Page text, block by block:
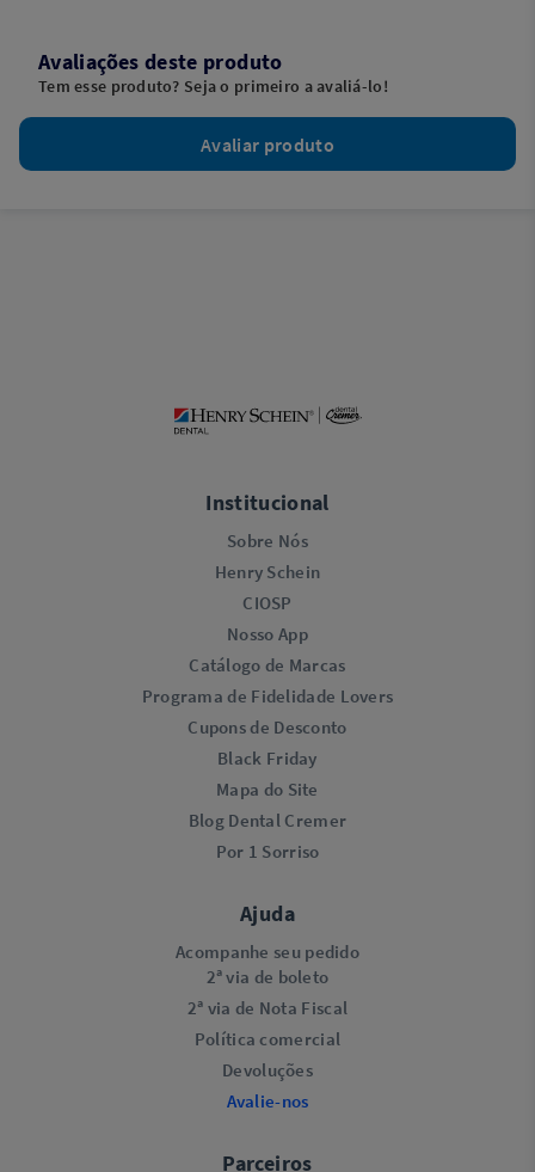
Avaliações deste produto
Tem esse produto? Seja o primeiro a avaliá-lo!
Avaliar produto
Institucional
Sobre Nós
Henry Schein
CIOSP
Nosso App
Catálogo de Marcas
Programa de Fidelidade Lovers​
Cupons de Desconto
Black Friday
Mapa do Site
Blog Dental Cremer
Por 1 Sorriso
Ajuda
Acompanhe seu pedido
2ª via de boleto
2ª via de Nota Fiscal
Política comercial
Devoluções
Avalie-nos
Parceiros